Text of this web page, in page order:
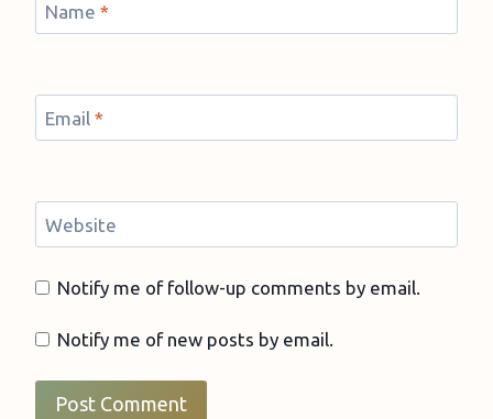
Name *
Email *
Website
Notify me of follow-up comments by email.
Notify me of new posts by email.